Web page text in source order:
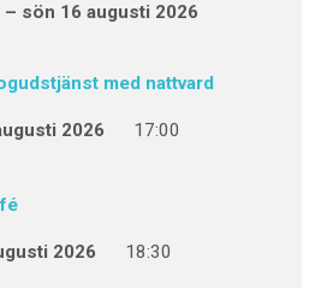
sön 16 augusti 2026
med nattvard
2026 17:00
2026 18:30